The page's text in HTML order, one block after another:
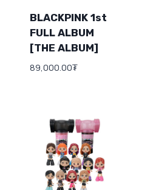
BLACKPINK 1st
FULL ALBUM
[THE ALBUM]
89,000.00₮